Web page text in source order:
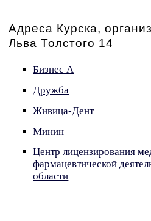
Адреса Курска,
Льва Толстого 14
Бизнес А
Дружба
Живица-Дент
Минин
Центр лицензирования
фармацевтической
области